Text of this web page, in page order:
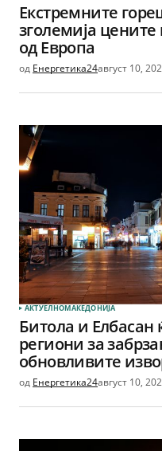
Екстремните
зголемија цените
од Европа
од Енергетика24август 10,
АКТУЕЛНОМАКЕДОНИЈА
Битола и Елбасан
региони за
обновливите
од Енергетика24август 10,